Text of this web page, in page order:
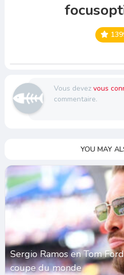
Vous devez vous
commentaire.
YOU MAY
Sergio Ramos en Tom
coupe du monde